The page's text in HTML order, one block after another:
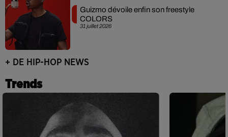
31 juillet 2026
Guizmo dévoile enfin son freestyle
COLORS
+ DE HIP-HOP NEWS
Trends